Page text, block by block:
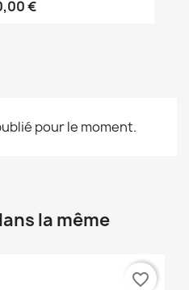
€
pour le moment.
la même
favorite_border